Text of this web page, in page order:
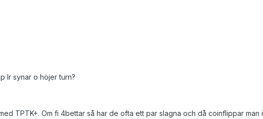
lr synar o höjer turn?
TPTK+. Om fi 4bettar så har de ofta ett par slagna och då coinflippar man i